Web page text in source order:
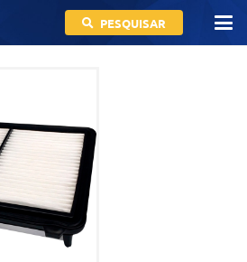
PESQUISAR